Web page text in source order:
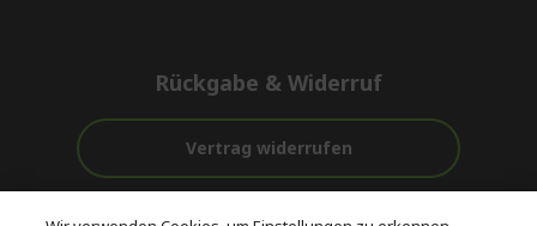
Rückgabe & Widerruf
Vertrag widerrufen